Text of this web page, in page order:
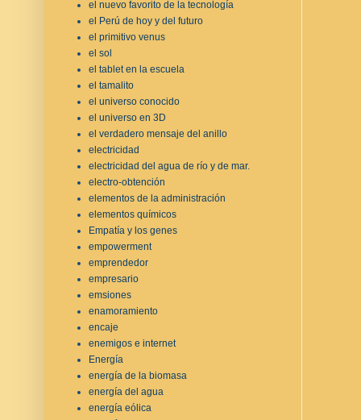
el nuevo favorito de la tecnología
el Perú de hoy y del futuro
el primitivo venus
el sol
el tablet en la escuela
el tamalito
el universo conocido
el universo en 3D
el verdadero mensaje del anillo
electricidad
electricidad del agua de río y de mar.
electro-obtención
elementos de la administración
elementos químicos
Empatía y los genes
empowerment
emprendedor
empresario
emsiones
enamoramiento
encaje
enemigos e internet
Energía
energía de la biomasa
energía del agua
energía eólica